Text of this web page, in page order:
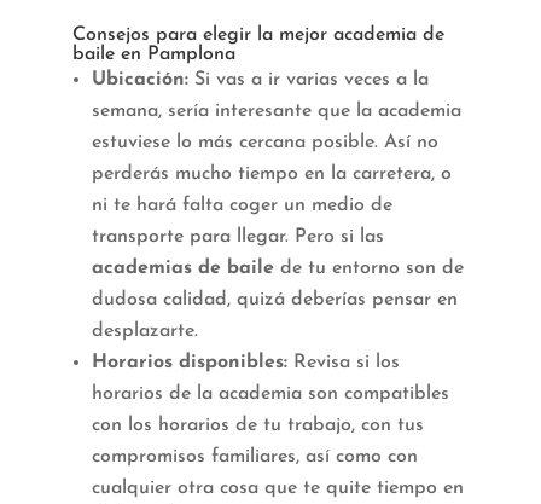
Consejos para elegir la mejor academia de
baile en Pamplona
Ubicación: Si vas a ir varias veces a la
semana, sería interesante que la academia
estuviese lo más cercana posible. Así no
perderás mucho tiempo en la carretera, o
ni te hará falta coger un medio de
transporte para llegar. Pero si las
academias de bailede tu entorno son de
dudosa calidad, quizá deberías pensar en
desplazarte.
Horarios disponibles: Revisa si los
horarios de la academia son compatibles
con los horarios de tu trabajo, con tus
compromisos familiares, así como con
cualquier otra cosa que te quite tiempo en